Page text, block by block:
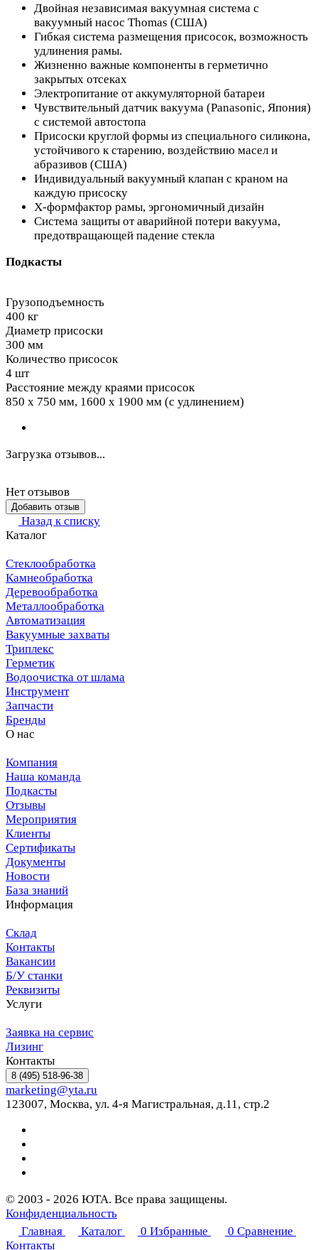
Двойная независимая вакуумная система с
вакуумный насос Thomas (США)
Гибкая система размещения присосок, возможность
удлинения рамы.
Жизненно важные компоненты в герметично
закрытых отсеках
Электропитание от аккумуляторной батареи
Чувствительный датчик вакуума (Panasonic, Япония)
с системой автостопа
Присоски круглой формы из специального силикона,
устойчивого к старению, воздействию масел и
абразивов (США)
Индивидуальный вакуумный клапан с краном на
каждую присоску
Х-формфактор рамы, эргономичный дизайн
Система защиты от аварийной потери вакуума,
предотвращающей падение стекла
Подкасты
Грузоподъемность
400 кг
Диаметр присоски
300 мм
Количество присосок
4 шт
Расстояние между краями присосок
850 х 750 мм, 1600 х 1900 мм (с удлинением)
Загрузка отзывов...
Нет отзывов
Добавить отзыв
Назад к списку
Каталог
Стеклообработка
Камнеобработка
Деревообработка
Металлообработка
Автоматизация
Вакуумные захваты
Триплекс
Герметик
Водоочистка от шлама
Инструмент
Запчасти
Бренды
О нас
Компания
Наша команда
Подкасты
Отзывы
Мероприятия
Клиенты
Сертификаты
Документы
Новости
База знаний
Информация
Склад
Контакты
Вакансии
Б/У станки
Реквизиты
Услуги
Заявка на сервис
Лизинг
Контакты
8 (495) 518-96-38
marketing@yta.ru
123007, Москва, ул. 4-я Магистральная, д.11, стр.2
© 2003 - 2026 ЮТА. Все права защищены.
Конфиденциальность
Главная
Каталог 0 Избранные 0 Сравнение
Контакты